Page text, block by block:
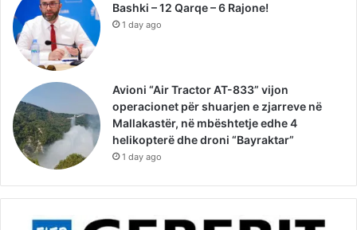
Bashki – 12 Qarqe – 6 Rajone!
1 day ago
Avioni “Air Tractor AT-833” vijon
operacionet për shuarjen e zjarreve në
Mallakastër, në mbështetje edhe 4
helikopterë dhe droni “Bayraktar”
1 day ago